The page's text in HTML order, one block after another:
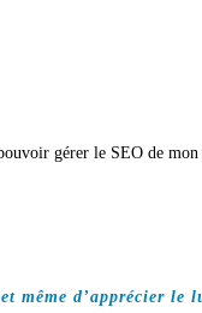
gérer le SEO de
même d’apprécier le